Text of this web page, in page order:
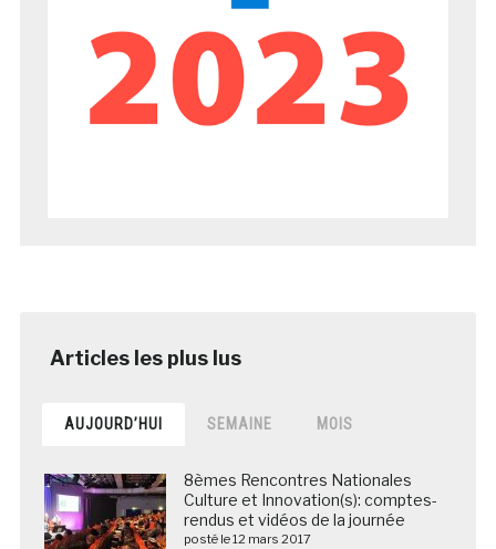
AUJOURD’HUI SEMAINE MOIS
8èmes Rencontres Nationales
Culture et Innovation(s): comptes-
rendus et vidéos de la journée
posté le 12 mars 2017